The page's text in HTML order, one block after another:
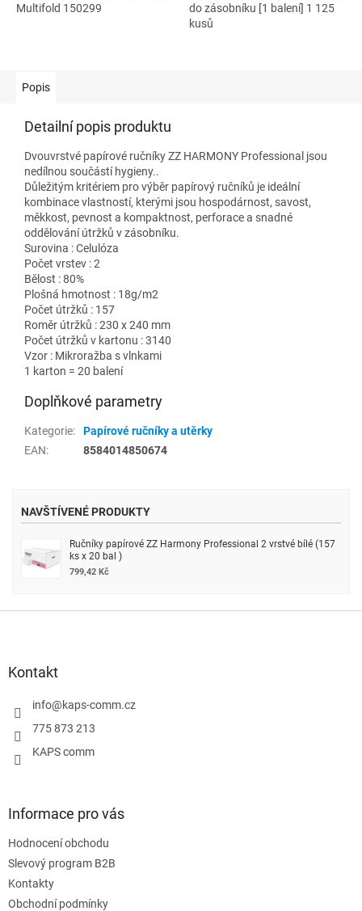
Multifold 150299
do zásobníku [1 balení] 1 125
kusů
Popis
Detailní popis produktu
Dvouvrstvé papírové ručníky ZZ HARMONY Professional jsou
nedílnou součástí hygieny..
Důležitým kritériem pro výběr papírový ručníků je ideální
kombinace vlastností, kterými jsou hospodárnost, savost,
měkkost, pevnost a kompaktnost, perforace a snadné
oddělování útržků v zásobníku.
Surovina : Celulóza
Počet vrstev : 2
Bělost : 80%
Plošná hmotnost : 18g/m2
Počet útržků : 157
Roměr útržků : 230 x 240 mm
Počet útržků v kartonu : 3140
Vzor : Mikroražba s vlnkami
1 karton = 20 balení
Doplňkové parametry
Kategorie:
Papírové ručníky a utěrky
EAN: 8584014850674
NAVŠTÍVENÉ PRODUKTY
Ručníky papírové ZZ Harmony Professional 2 vrstvé bílé (157
ks x 20 bal )
799,42 Kč
Kontakt
info@kaps-comm.cz
775 873 213
KAPS comm
Informace pro vás
Hodnocení obchodu
Slevový program B2B
Kontakty
Obchodní podmínky